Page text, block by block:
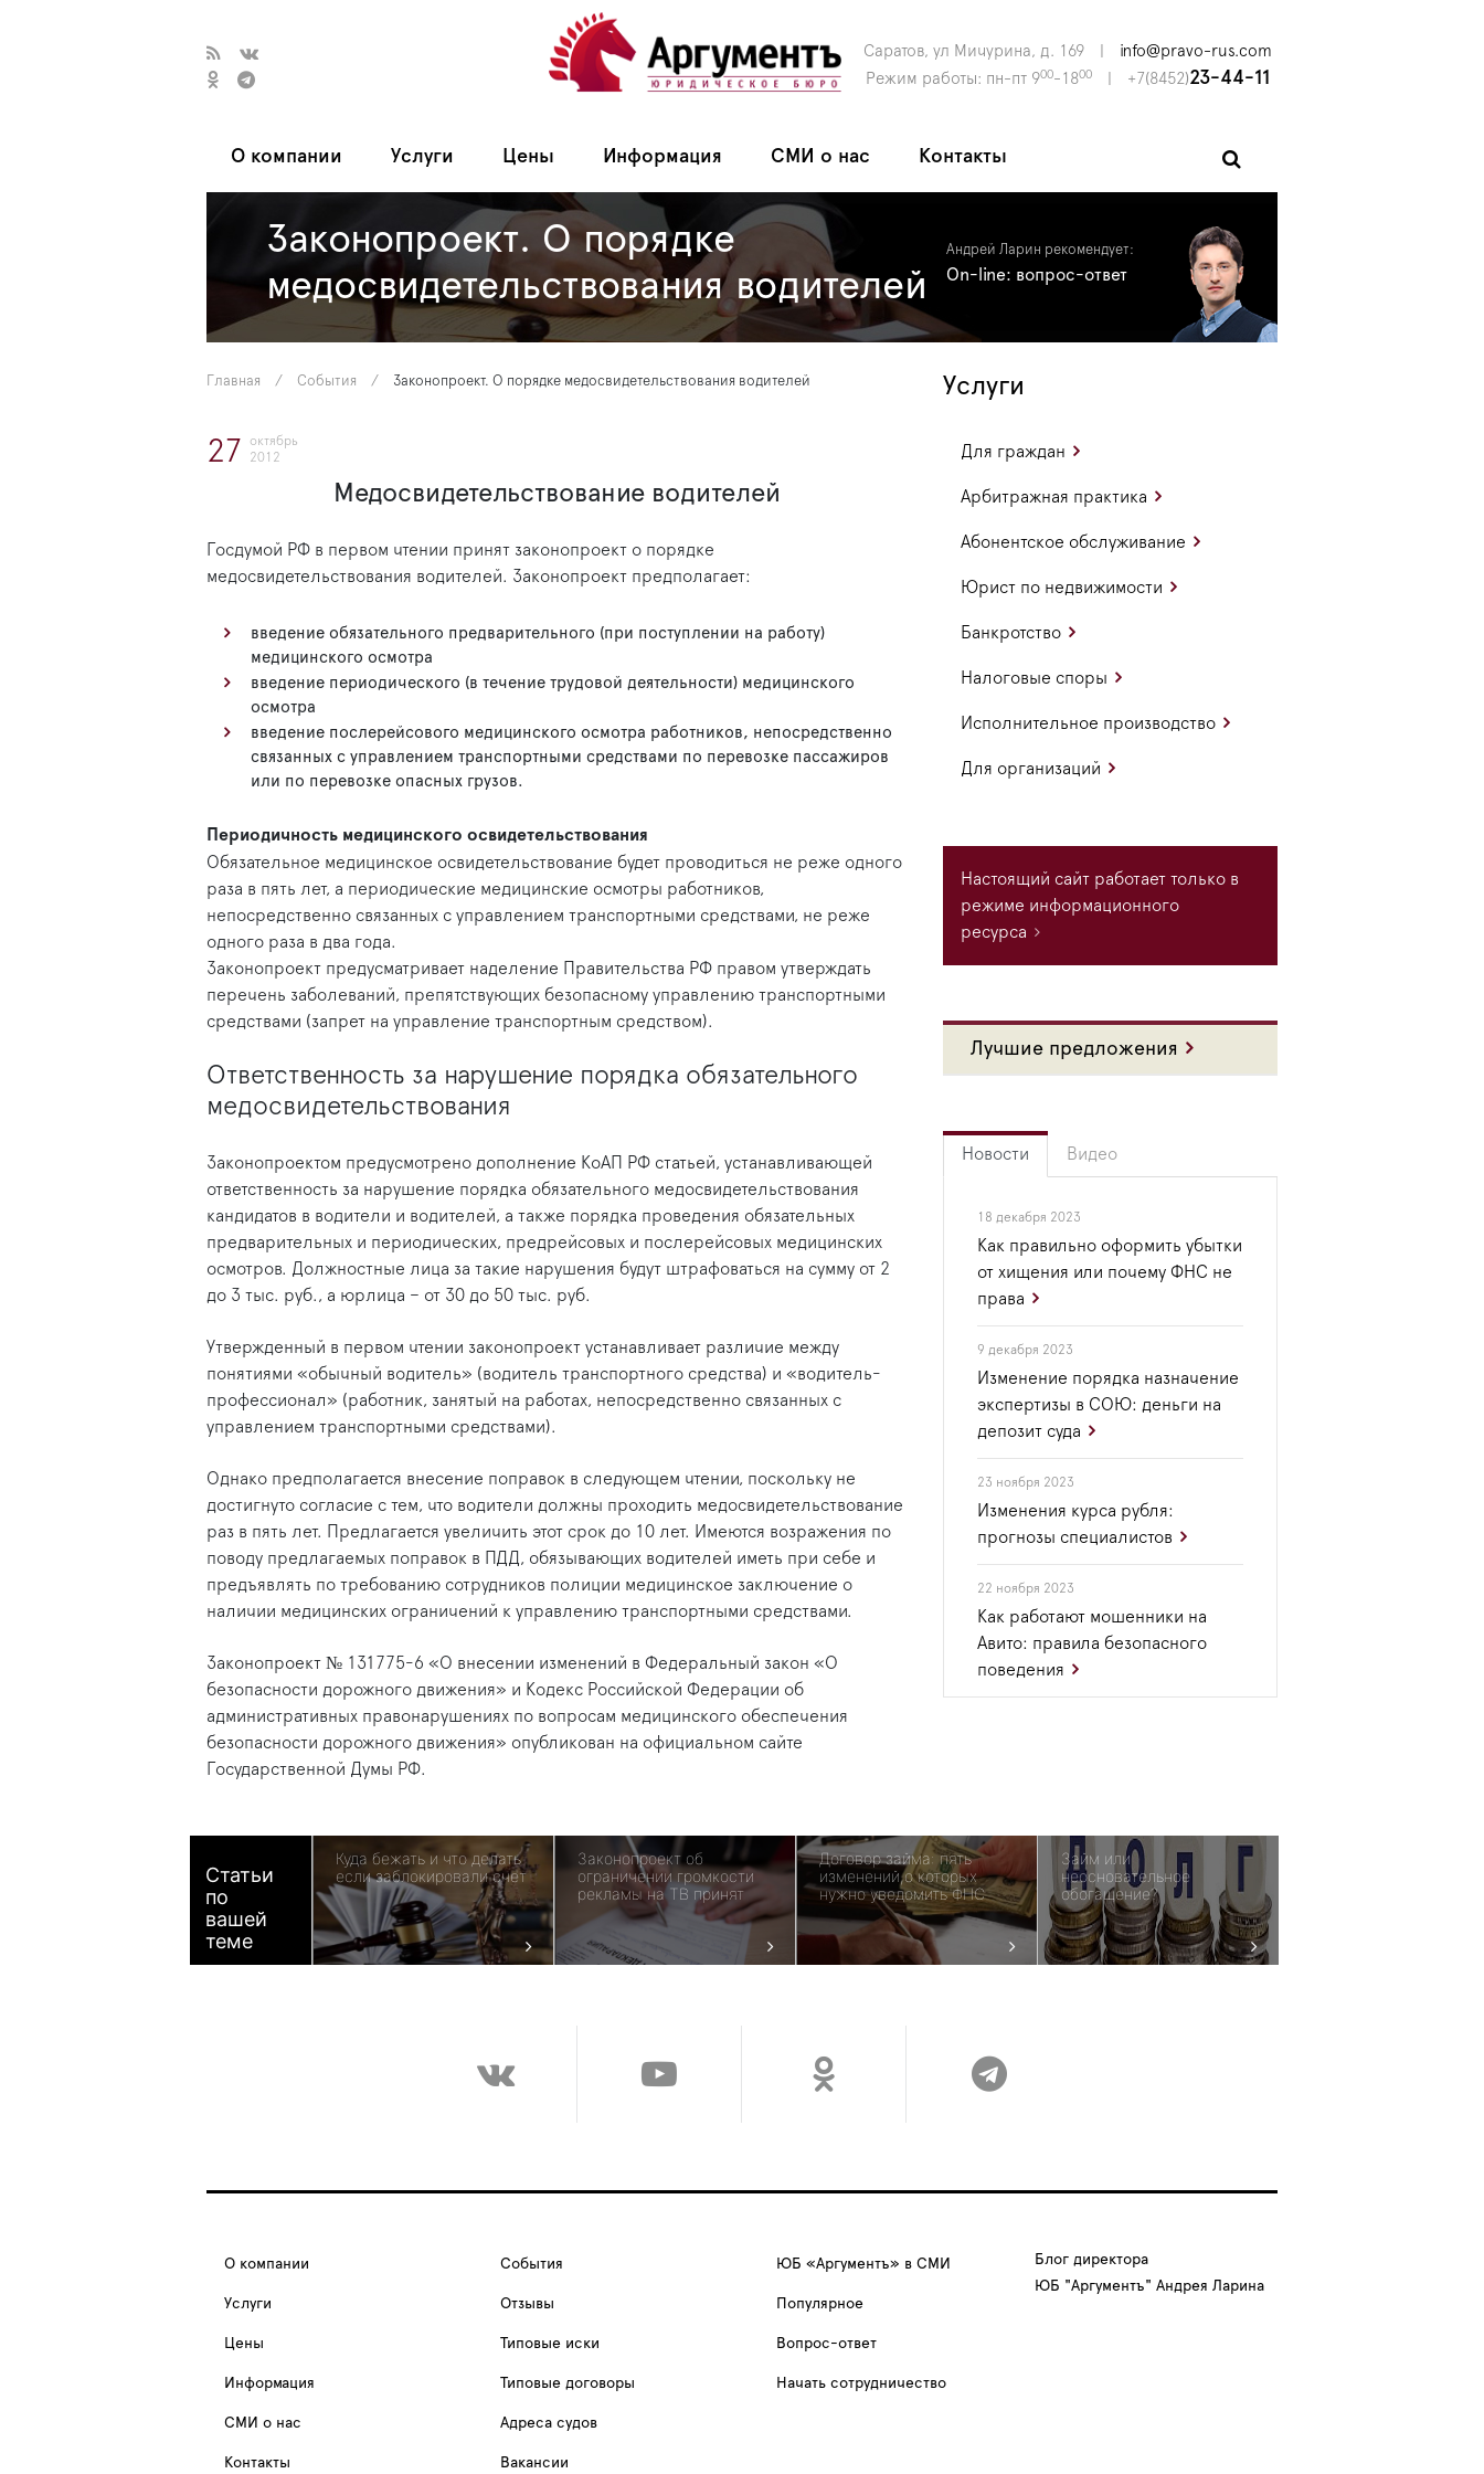
Саратов, ул Мичурина, д. 169
info@pravo-rus.com
Режим работы: пн-пт 900-1800 +7(8452)23-44-11
О компании Услуги Цены Информация СМИ о нас Контакты
Законопроект. О порядке
медосвидетельствования водителей
Андрей Ларин рекомендует:
On-line: вопрос-ответ
Главная / События / Законопроект. О порядке медосвидетельствования водителей
27
октябрь
2012
Медосвидетельствование водителей
Госдумой РФ в первом чтении принят законопроект о порядке
медосвидетельствования водителей. Законопроект предполагает:
введение обязательного предварительного (при поступлении на работу)
медицинского осмотра
введение периодического (в течение трудовой деятельности) медицинского
осмотра
введение послерейсового медицинского осмотра работников, непосредственно
связанных с управлением транспортными средствами по перевозке пассажиров
или по перевозке опасных грузов.
Периодичность медицинского освидетельствования
Обязательное медицинское освидетельствование будет проводиться не реже одного
раза в пять лет, а периодические медицинские осмотры работников,
непосредственно связанных с управлением транспортными средствами, не реже
одного раза в два года.
Законопроект предусматривает наделение Правительства РФ правом утверждать
перечень заболеваний, препятствующих безопасному управлению транспортными
средствами (запрет на управление транспортным средством).
Ответственность за нарушение порядка обязательного
медосвидетельствования
Законопроектом предусмотрено дополнение КоАП РФ статьей, устанавливающей
ответственность за нарушение порядка обязательного медосвидетельствования
кандидатов в водители и водителей, а также порядка проведения обязательных
предварительных и периодических, предрейсовых и послерейсовых медицинских
осмотров. Должностные лица за такие нарушения будут штрафоваться на сумму от 2
до 3 тыс. руб., а юрлица – от 30 до 50 тыс. руб.
Утвержденный в первом чтении законопроект устанавливает различие между
понятиями «обычный водитель» (водитель транспортного средства) и «водитель-
профессионал» (работник, занятый на работах, непосредственно связанных с
управлением транспортными средствами).
Однако предполагается внесение поправок в следующем чтении, поскольку не
достигнуто согласие с тем, что водители должны проходить медосвидетельствование
раз в пять лет. Предлагается увеличить этот срок до 10 лет. Имеются возражения по
поводу предлагаемых поправок в ПДД, обязывающих водителей иметь при себе и
предъявлять по требованию сотрудников полиции медицинское заключение о
наличии медицинских ограничений к управлению транспортными средствами.
Законопроект № 131775-6 «О внесении изменений в Федеральный закон «О
безопасности дорожного движения» и Кодекс Российской Федерации об
административных правонарушениях по вопросам медицинского обеспечения
безопасности дорожного движения» опубликован на официальном сайте
Государственной Думы РФ.
Услуги
Для граждан
Арбитражная практика
Абонентское обслуживание
Юрист по недвижимости
Банкротство
Налоговые споры
Исполнительное производство
Для организаций
Настоящий сайт работает только в
режиме информационного
ресурса
Лучшие предложения
Новости Видео
18 декабря 2023
Как правильно оформить убытки
от хищения или почему ФНС не
права
9 декабря 2023
Изменение порядка назначение
экспертизы в СОЮ: деньги на
депозит суда
23 ноября 2023
Изменения курса рубля:
прогнозы специалистов
22 ноября 2023
Как работают мошенники на
Авито: правила безопасного
поведения
Статьи
по
вашей
теме
Куда бежать и что делать
если заблокировали счет
Законопроект об
ограничении громкости
рекламы на ТВ принят
Договор займа: пять
изменений,о которых
нужно уведомить ФНС
Займ или
неосновательное
обогащение?
О компании
Услуги
Цены
Информация
СМИ о нас
Контакты
События
Отзывы
Типовые иски
Типовые договоры
Адреса судов
Вакансии
ЮБ «Аргументъ» в СМИ
Популярное
Вопрос-ответ
Начать сотрудничество
Блог директора
ЮБ "Аргументъ" Андрея Ларина